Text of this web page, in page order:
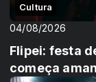
Cultura
04/08/2026
Flipei: festa
começa